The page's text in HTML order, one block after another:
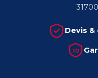
Devis
10